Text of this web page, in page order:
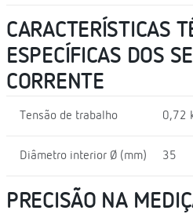
CARACTERÍSTICAS
ESPECÍFICAS DOS
CORRENTE
Tensão de trabalho 0,72
Diâmetro interior Ø (mm) 35
PRECISÃO NA